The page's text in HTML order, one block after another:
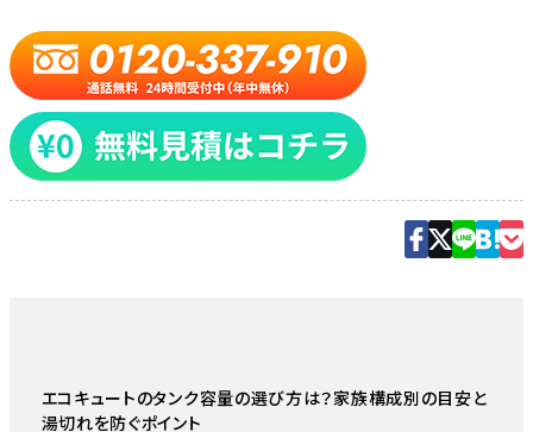
エコキュートのタンク容量の選び方は？家族構成別の目安と
湯切れを防ぐポイント